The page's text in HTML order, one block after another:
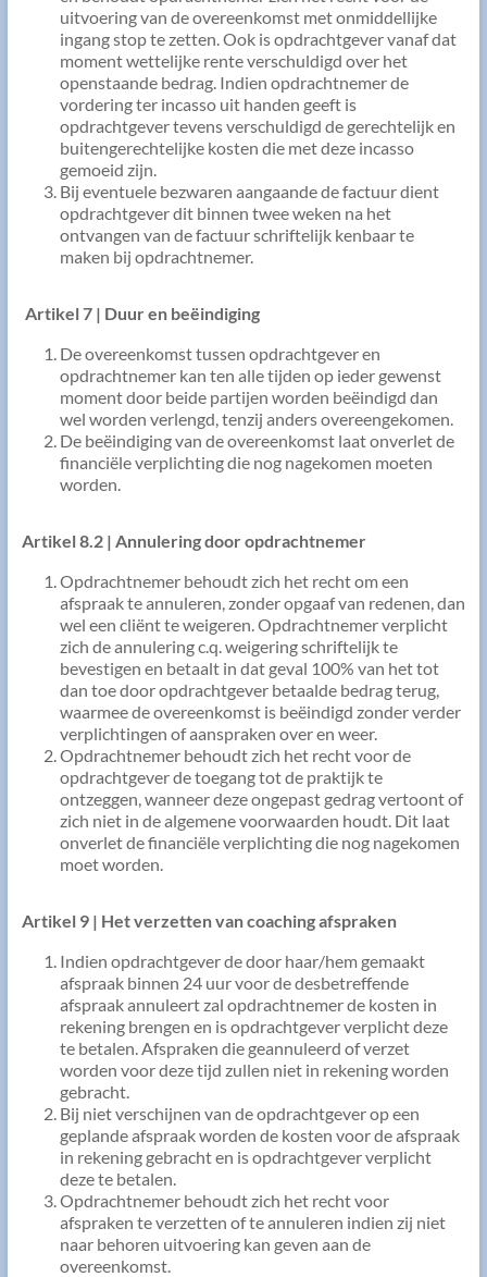
uitvoering van de overeenkomst met onmiddellijke
ingang stop te zetten. Ook is opdrachtgever vanaf dat
moment wettelijke rente verschuldigd over het
openstaande bedrag. Indien opdrachtnemer de
vordering ter incasso uit handen geeft is
opdrachtgever tevens verschuldigd de gerechtelijk en
buitengerechtelijke kosten die met deze incasso
gemoeid zijn.
Bij eventuele bezwaren aangaande de factuur dient
opdrachtgever dit binnen twee weken na het
ontvangen van de factuur schriftelijk kenbaar te
maken bij opdrachtnemer.
Artikel 7 | Duur en beëindiging
De overeenkomst tussen opdrachtgever en
opdrachtnemer kan ten alle tijden op ieder gewenst
moment door beide partijen worden beëindigd dan
wel worden verlengd, tenzij anders overeengekomen.
De beëindiging van de overeenkomst laat onverlet de
financiële verplichting die nog nagekomen moeten
worden.
Artikel 8.2 | Annulering door opdrachtnemer
Opdrachtnemer behoudt zich het recht om een
afspraak te annuleren, zonder opgaaf van redenen, dan
wel een cliënt te weigeren. Opdrachtnemer verplicht
zich de annulering c.q. weigering schriftelijk te
bevestigen en betaalt in dat geval 100% van het tot
dan toe door opdrachtgever betaalde bedrag terug,
waarmee de overeenkomst is beëindigd zonder verder
verplichtingen of aanspraken over en weer.
Opdrachtnemer behoudt zich het recht voor de
opdrachtgever de toegang tot de praktijk te
ontzeggen, wanneer deze ongepast gedrag vertoont of
zich niet in de algemene voorwaarden houdt. Dit laat
onverlet de financiële verplichting die nog nagekomen
moet worden.
Artikel 9 | Het verzetten van coaching afspraken
Indien opdrachtgever de door haar/hem gemaakt
afspraak binnen 24 uur voor de desbetreffende
afspraak annuleert zal opdrachtnemer de kosten in
rekening brengen en is opdrachtgever verplicht deze
te betalen. Afspraken die geannuleerd of verzet
worden voor deze tijd zullen niet in rekening worden
gebracht.
Bij niet verschijnen van de opdrachtgever op een
geplande afspraak worden de kosten voor de afspraak
in rekening gebracht en is opdrachtgever verplicht
deze te betalen.
Opdrachtnemer behoudt zich het recht voor
afspraken te verzetten of te annuleren indien zij niet
naar behoren uitvoering kan geven aan de
overeenkomst.